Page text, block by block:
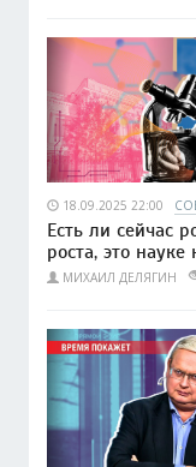
18.09.2025 22:00
Есть ли сейчас
роста, это науке
МИХАИЛ ДЕЛЯГИН